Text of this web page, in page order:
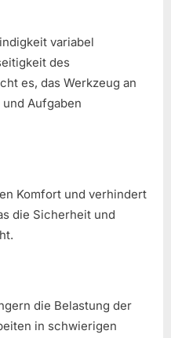
variabel
des
es, das Werkzeug an
Aufgaben
Komfort und verhindert
die Sicherheit und
die Belastung der
in schwierigen